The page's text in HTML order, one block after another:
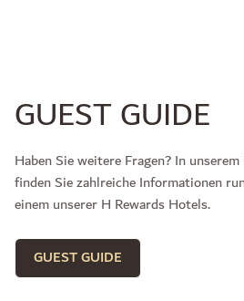
GUEST GUIDE
Haben Sie weitere Fragen? In
finden Sie zahlreiche Informationen
einem unserer H Rewards Hotels.
GUEST GUIDE